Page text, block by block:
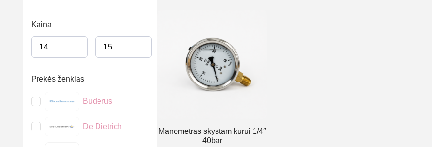
Kaina
Prekės ženklas
Buderus
De Dietrich
Manometras skystam kurui 1/4″
40bar